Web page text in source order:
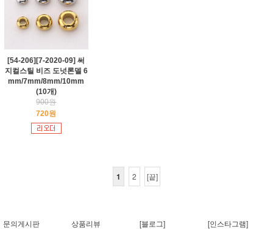
[54-206][7-2020-09] 써
지컬스틸 비즈 도넛론델 6
mm/7mm/8mm/10mm
(10개)
900원
720원
1 2 [끝]
문의게시판 상품리뷰 [블로그] [인스타그램]